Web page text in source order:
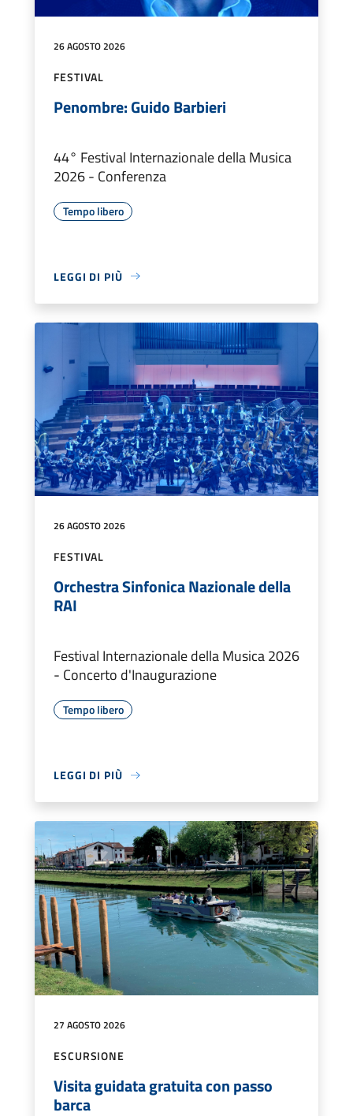
26 AGOSTO 2026
FESTIVAL
Penombre: Guido Barbieri
44° Festival Internazionale della Musica
2026 - Conferenza
Tempo libero
LEGGI DI PIÙ
26 AGOSTO 2026
FESTIVAL
Orchestra Sinfonica Nazionale della
RAI
Festival Internazionale della Musica 2026
- Concerto d'Inaugurazione
Tempo libero
LEGGI DI PIÙ
27 AGOSTO 2026
ESCURSIONE
Visita guidata gratuita con passo
barca